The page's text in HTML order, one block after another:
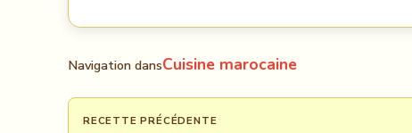
Navigation dansCuisine marocaine
RECETTE PRÉCÉDENTE